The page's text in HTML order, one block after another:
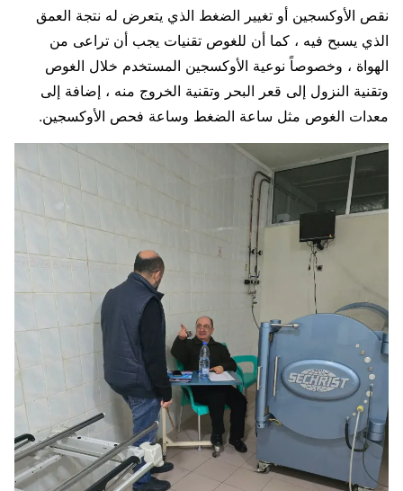
نقص الأوكسجين أو تغيير الضغط الذي يتعرض له نتجة العمق
الذي يسبح فيه ، كما أن للغوص تقنيات يجب أن تراعى من
الهواة ، وخصوصاً نوعية الأوكسجين المستخدم خلال الغوص
وتقنية النزول إلى قعر البحر وتقنية الخروج منه ، إضافة إلى
معدات الغوص مثل ساعة الضغط وساعة فحص الأوكسجين.